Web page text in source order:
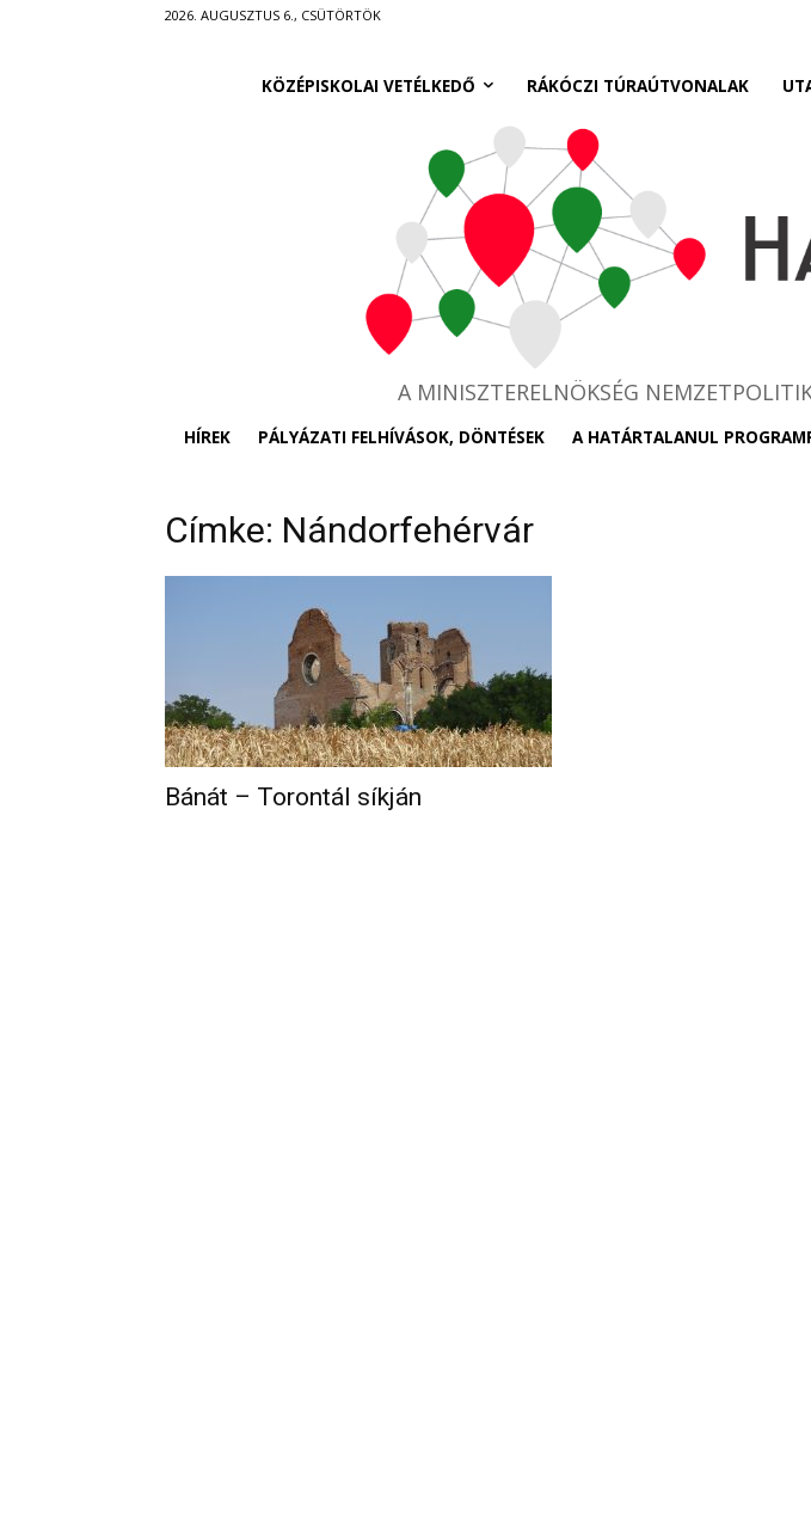
2026. AUGUSZTUS 6., CSÜTÖRTÖK
KÖZÉPISKOLAI VETÉLKEDŐ RÁKÓCZI TÚRAÚTVONALAK
A MINISZTERELNÖKSÉG
HÍREK PÁLYÁZATI FELHÍVÁSOK, DÖNTÉSEK A HATÁRTALANUL
Címke: Nándorfehérvár
Bánát – Torontál síkján